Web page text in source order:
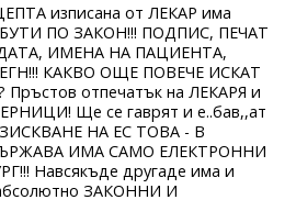
изписана от ЛЕКАР има
ПО ЗАКОН!!! ПОДПИС, ПЕЧАТ
ИМЕНА НА ПАЦИЕНТА,
КАКВО ОЩЕ ПОВЕЧЕ ИСКАТ
отпечатък на ЛЕКАРЯ и
Ще се гаврят и е..бав,,ат
НА ЕС ТОВА - В
ИМА САМО ЕЛЕКТРОННИ
Навсякъде другаде има и
ЗАКОННИ И